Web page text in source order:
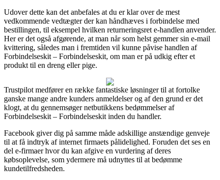
Udover dette kan det anbefales at du er klar over de mest
vedkommende vedtægter der kan håndhæves i forbindelse med
bestillingen, til eksempel hvilken returneringsret e-handlen anvender.
Her er det også afgørende, at man når som helst gemmer sin e-mail
kvittering, således man i fremtiden vil kunne påvise handlen af
Forbindelseskit – Forbindelseskit, om man er på udkig efter et
produkt til en dreng eller pige.
Trustpilot medfører en række fantastiske løsninger til at fortolke
ganske mange andre kunders anmeldelser og af den grund er det
klogt, at du gennemsøger netbutikkens bedømmelser af
Forbindelseskit – Forbindelseskit inden du handler.
Facebook giver dig på samme måde adskillige anstændige genveje
til at få indtryk af internet firmaets pålidelighed. Foruden det ses en
del e-firmaer hvor du kan afgive en vurdering af deres
købsoplevelse, som ydermere må udnyttes til at bedømme
kundetilfredsheden.